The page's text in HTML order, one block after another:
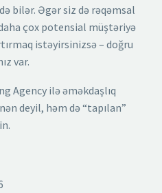
bilər. Əgər siz də rəqəmsal
çox potensial müştəriyə
istəyirsinizsə – doğru
var.
Agency ilə əməkdaşlıq
deyil, həm də “tapılan”